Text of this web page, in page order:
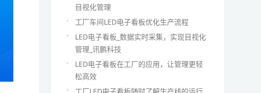
目视化管理
工厂车间LED电子看板优化生产流程
LED电子看板_数据实时采集，实现目视化
管理_讯鹏科技
LED电子看板在工厂的应用，让管理更轻
松高效